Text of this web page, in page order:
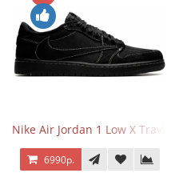
Nike Air Jordan 1 Low X Travis
6990р.